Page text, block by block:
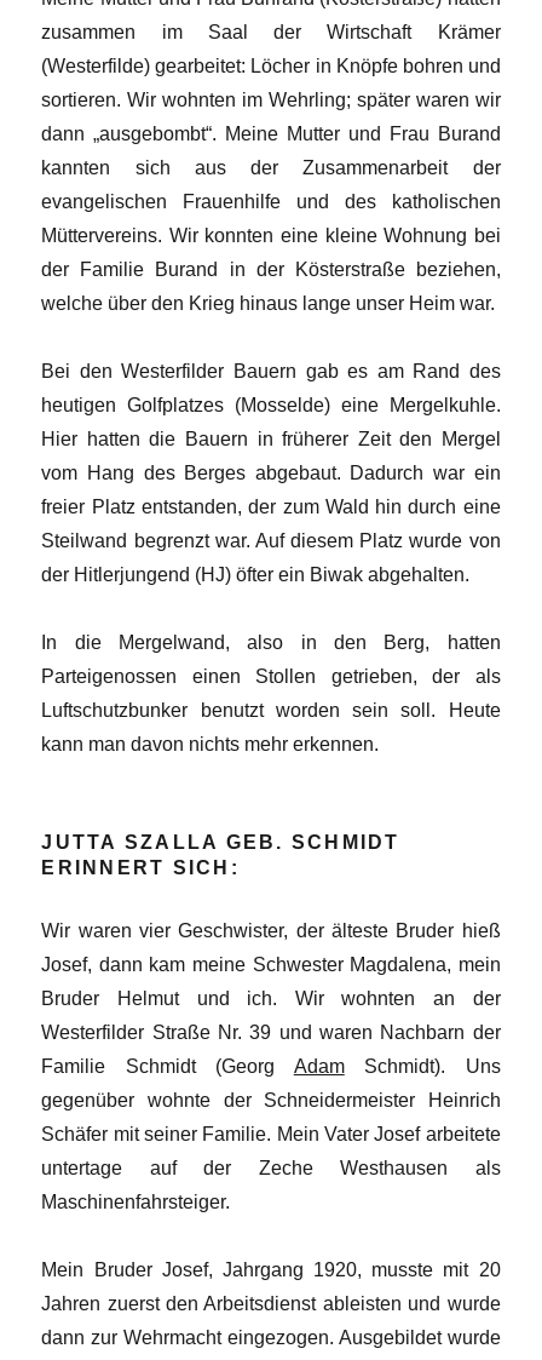
zusammen im Saal der Wirtschaft Krämer
(Westerfilde) gearbeitet: Löcher in Knöpfe bohren und
sortieren. Wir wohnten im Wehrling; später waren wir
dann „ausgebombt“. Meine Mutter und Frau Burand
kannten sich aus der Zusammenarbeit der
evangelischen Frauenhilfe und des katholischen
Müttervereins. Wir konnten eine kleine Wohnung bei
der Familie Burand in der Kösterstraße beziehen,
welche über den Krieg hinaus lange unser Heim war.
Bei den Westerfilder Bauern gab es am Rand des
heutigen Golfplatzes (Mosselde) eine Mergelkuhle.
Hier hatten die Bauern in früherer Zeit den Mergel
vom Hang des Berges abgebaut. Dadurch war ein
freier Platz entstanden, der zum Wald hin durch eine
Steilwand begrenzt war. Auf diesem Platz wurde von
der Hitlerjungend (HJ) öfter ein Biwak abgehalten.
In die Mergelwand, also in den Berg, hatten
Parteigenossen einen Stollen getrieben, der als
Luftschutzbunker benutzt worden sein soll. Heute
kann man davon nichts mehr erkennen.
JUTTA SZALLA GEB. SCHMIDT
ERINNERT SICH:
Wir waren vier Geschwister, der älteste Bruder hieß
Josef, dann kam meine Schwester Magdalena, mein
Bruder Helmut und ich. Wir wohnten an der
Westerfilder Straße Nr. 39 und waren Nachbarn der
Familie Schmidt (Georg AdamSchmidt). Uns
gegenüber wohnte der Schneidermeister Heinrich
Schäfer mit seiner Familie. Mein Vater Josef arbeitete
untertage auf der Zeche Westhausen als
Maschinenfahrsteiger.
Mein Bruder Josef, Jahrgang 1920, musste mit 20
Jahren zuerst den Arbeitsdienst ableisten und wurde
dann zur Wehrmacht eingezogen. Ausgebildet wurde